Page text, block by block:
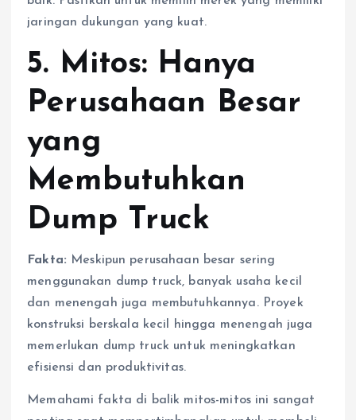
jaringan dukungan yang kuat.
5. Mitos: Hanya
Perusahaan Besar
yang
Membutuhkan
Dump Truck
Fakta: Meskipun perusahaan besar sering
menggunakan dump truck, banyak usaha kecil
dan menengah juga membutuhkannya. Proyek
konstruksi berskala kecil hingga menengah juga
memerlukan dump truck untuk meningkatkan
efisiensi dan produktivitas.
Memahami fakta di balik mitos-mitos ini sangat